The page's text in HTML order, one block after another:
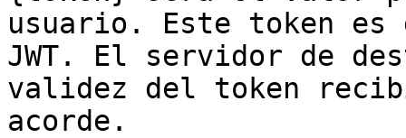
usuario. Este token es
JWT. El servidor de
validez del token
acorde.